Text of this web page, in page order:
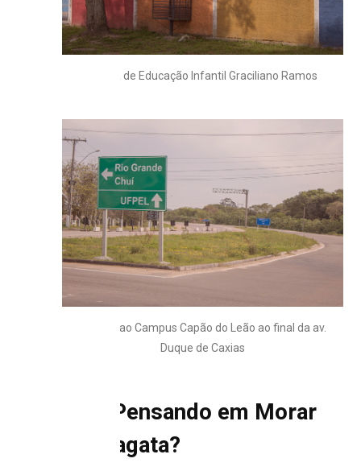
Escola de Educação Infantil Graciliano Ramos
Acesso ao Campus Capão do Leão ao final da av.
Duque de Caxias
Está Pensando em Morar
no Fragata?